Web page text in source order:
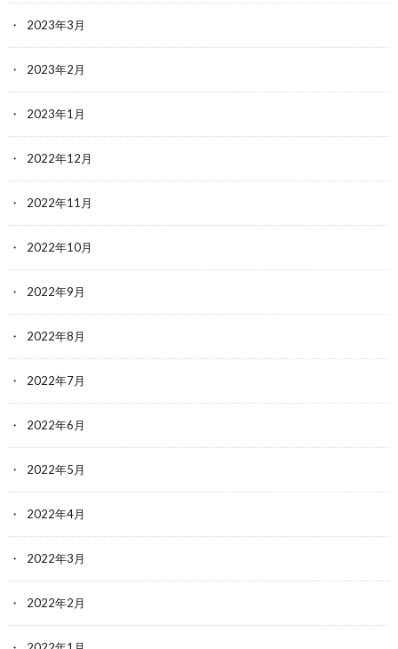
2023年3月
2023年2月
2023年1月
2022年12月
2022年11月
2022年10月
2022年9月
2022年8月
2022年7月
2022年6月
2022年5月
2022年4月
2022年3月
2022年2月